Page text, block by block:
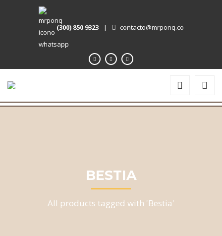
(300) 850 9323 | contacto@mrponq.co
BESTIA
All products tagged with 'Bestia'